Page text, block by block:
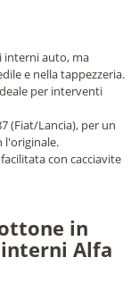
interni auto, ma
e nella tappezzeria.
per interventi
(Fiat/Lancia), per un
l'originale.
con cacciavite
in
Alfa